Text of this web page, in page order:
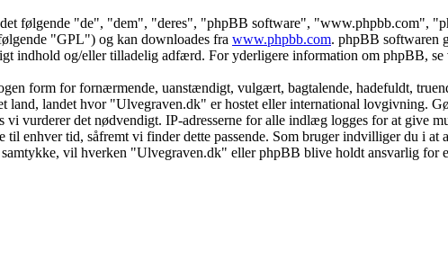
følgende "de", "dem", "deres", "phpBB software", "www.phpbb.com",
"GPL") og kan downloades fra www.phpbb.com. phpBB softwaren
indhold og/eller tilladelig adfærd. For yderligere information om phpBB, se
form for fornærmende, uanstændigt, vulgært, bagtalende, hadefuldt,
land, landet hvor "Ulvegraven.dk" er hostet eller international lovgivning.
vi vurderer det nødvendigt. IP-adresserne for alle indlæg logges for at
til enhver tid, såfremt vi finder dette passende. Som bruger indvilliger du i
vil hverken "Ulvegraven.dk" eller phpBB blive holdt ansvarlig for